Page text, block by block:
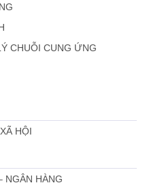
CHUỖI CUNG ỨNG
HỘI
NGÂN HÀNG